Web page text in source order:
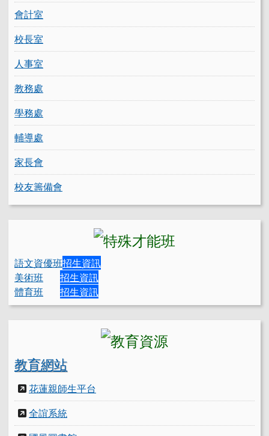
會計室
校長室
人事室
教務處
學務處
輔導處
家長會
校友籌備會
語文資優班招生資訊
美術班
招生資訊
體育班
招生資訊
教育網站
花蓮親師生平台
全誼系統